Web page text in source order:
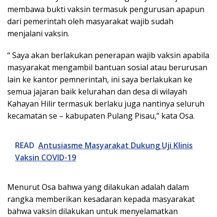
membawa bukti vaksin termasuk pengurusan apapun
dari pemerintah oleh masyarakat wajib sudah
menjalani vaksin.
“ Saya akan berlakukan penerapan wajib vaksin apabila
masyarakat mengambil bantuan sosial atau berurusan
lain ke kantor pemnerintah, ini saya berlakukan ke
semua jajaran baik kelurahan dan desa di wilayah
Kahayan Hilir termasuk berlaku juga nantinya seluruh
kecamatan se – kabupaten Pulang Pisau,” kata Osa.
READ Antusiasme Masyarakat Dukung Uji Klinis
Vaksin COVID-19
Menurut Osa bahwa yang dilakukan adalah dalam
rangka memberikan kesadaran kepada masyarakat
bahwa vaksin dilakukan untuk menyelamatkan